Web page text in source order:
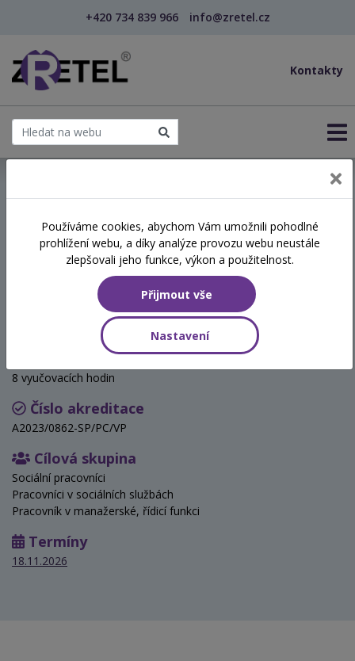
+420 734 839 966 info@zretel.cz
Kontakty
Sociální ekonomika a
zaměstnávání osob se
zdravotním postižením
Hodinová dotace
8 vyučovacích hodin
Číslo akreditace
A2023/0862-SP/PC/VP
Cílová skupina
Sociální pracovníci
Pracovníci v sociálních službách
Pracovník v manažerské, řídicí funkci
Termíny
18.11.2026
Používáme cookies, abychom Vám umožnili pohodlné
prohlížení webu, a díky analýze provozu webu neustále
zlepšovali jeho funkce, výkon a použitelnost.
Přijmout vše
Nastavení